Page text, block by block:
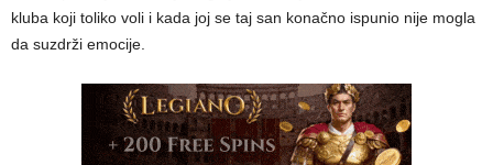
kluba koji toliko voli i kada joj se taj san konačno ispunio nije mogla
da suzdrži emocije.